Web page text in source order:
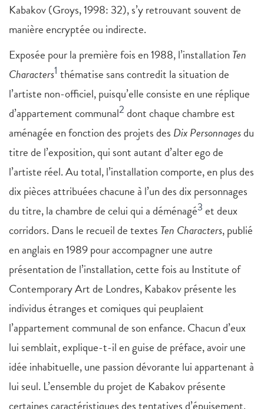
Kabakov (Groys, 1998: 32), s’y retrouvant souvent de
manière encryptée ou indirecte.
Exposée pour la première fois en 1988, l’installationTen
Characters1 thématise sans contredit la situation de
l’artiste non-officiel, puisqu’elle consiste en une réplique
d’appartement communal2 dont chaque chambre est
aménagée en fonction des projets des Dix Personnagesdu
titre de l’exposition, qui sont autant d’alter ego de
l’artiste réel. Au total, l’installation comporte, en plus des
dix pièces attribuées chacune à l’un des dix personnages
du titre, la chambre de celui qui a déménagé3 et deux
corridors. Dans le recueil de textes Ten Characters, publié
en anglais en 1989 pour accompagner une autre
présentation de l’installation, cette fois au Institute of
Contemporary Art de Londres, Kabakov présente les
individus étranges et comiques qui peuplaient
l’appartement communal de son enfance. Chacun d’eux
lui semblait, explique-t-il en guise de préface, avoir une
idée inhabituelle, une passion dévorante lui appartenant à
lui seul. L’ensemble du projet de Kabakov présente